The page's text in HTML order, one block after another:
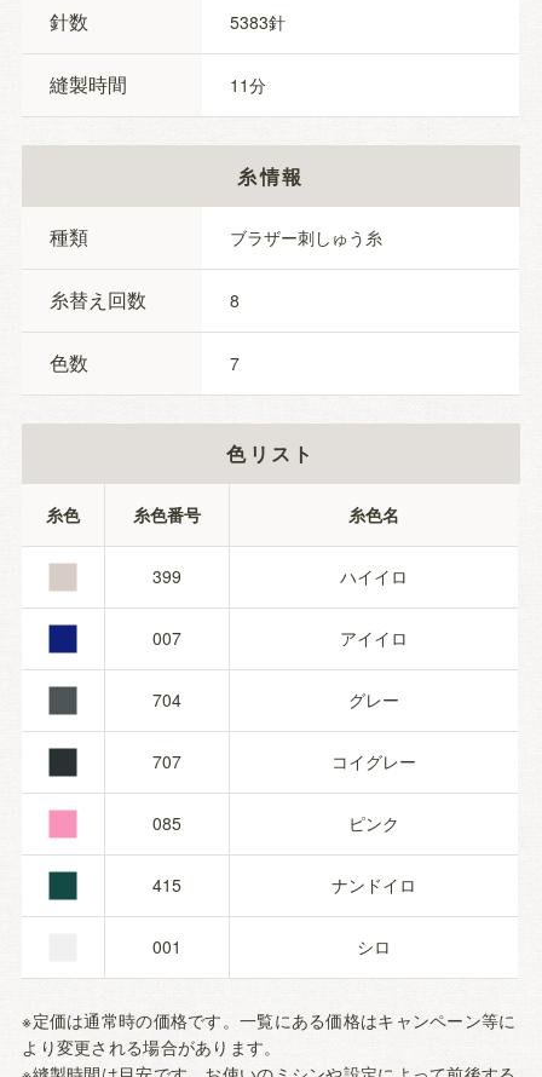
針数 5383
縫製時間 11
糸情報
種類 ブラザー刺しゅう糸
糸替え回数 8
色数 7
色リスト
糸色 糸色番号 糸色名
■ 399 ハイイロ
■ 007 アイイロ
■ 704 グレー
■ 707 コイグレー
■ 085 ピンク
■ 415 ナンドイロ
■ 001 シロ
※定価は通常時の価格です。一覧にある価格はキャンペーン等に
より変更される場合があります。